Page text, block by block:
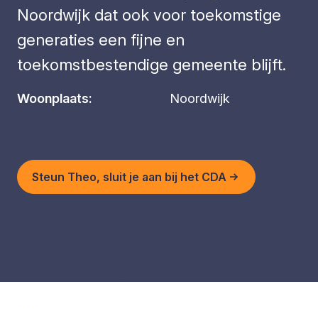
Noordwijk dat ook voor toekomstige
generaties een fijne en
toekomstbestendige gemeente blijft.
Woonplaats: Noordwijk
Steun Theo, sluit je aan bij het CDA